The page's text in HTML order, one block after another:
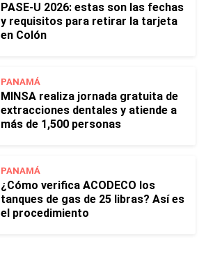
PASE-U 2026: estas son las fechas
y requisitos para retirar la tarjeta
en Colón
PANAMÁ
MINSA realiza jornada gratuita de
extracciones dentales y atiende a
más de 1,500 personas
PANAMÁ
¿Cómo verifica ACODECO los
tanques de gas de 25 libras? Así es
el procedimiento